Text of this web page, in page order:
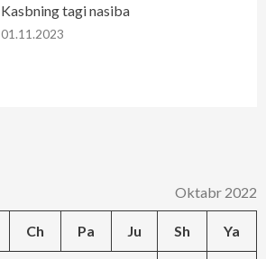
Kasbning tagi nasiba
01.11.2023
Oktabr 2022
Ch Pa Ju Sh Ya